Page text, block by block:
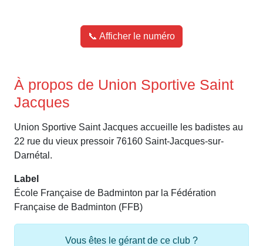
📞 Afficher le numéro
À propos de Union Sportive Saint
Jacques
Union Sportive Saint Jacques accueille les badistes au
22 rue du vieux pressoir 76160 Saint-Jacques-sur-
Darnétal.
Label
École Française de Badminton par la Fédération
Française de Badminton (FFB)
Vous êtes le gérant de ce club ?